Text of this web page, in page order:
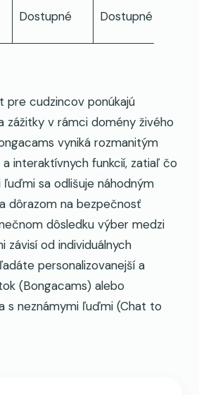
Dostupné Dostupné
pre cudzincov ponúkajú
zážitky v rámci domény živého
vyniká rozmanitým
interaktívnych funkcií, zatiaľ čo
sa odlišuje náhodným
dôrazom na bezpečnosť
dôsledku výber medzi
od individuálnych
personalizovanejší a
(Bongacams) alebo
s neznámymi ľuďmi (Chat to